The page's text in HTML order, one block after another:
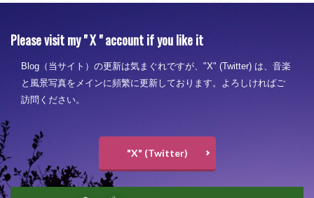
Please visit my " X " account if you like it
Blog（当サイト）の更新は気まぐれですが、"X" (Twitter) は、音楽
と風景写真をメインに頻繁に更新しております。よろしければご
訪問ください。
"X" (Twitter)